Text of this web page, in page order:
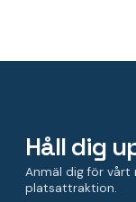
Håll dig
Anmäl dig för
platsattraktion.